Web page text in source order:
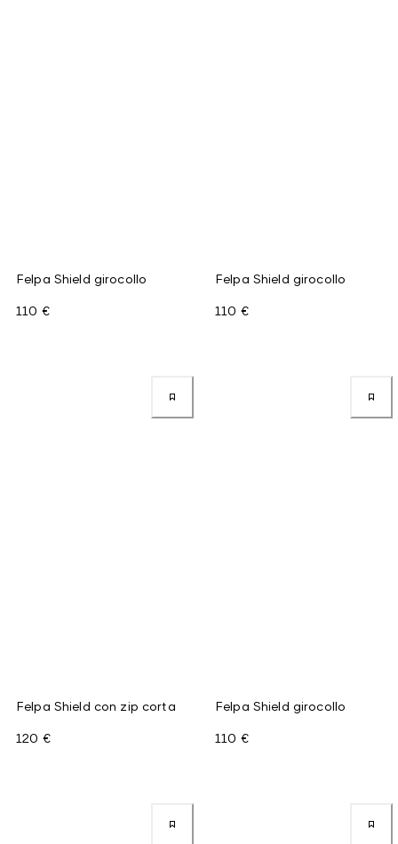
Felpa Shield girocollo
110 €
Felpa Shield girocollo
110 €
Felpa Shield con zip corta
120 €
Felpa Shield girocollo
110 €